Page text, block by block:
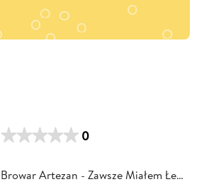
0
Browar Artezan - Zawsze Miałem Łeb Do Interesów